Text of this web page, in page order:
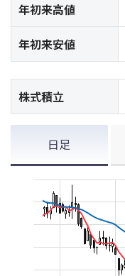
年初来高値
年初来安値
株式積立
日足